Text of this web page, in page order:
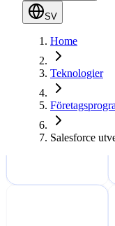
SV
Home
Teknologier
Salesforce